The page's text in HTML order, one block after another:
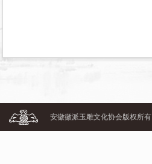
安徽徽派玉雕文化协会版权所有